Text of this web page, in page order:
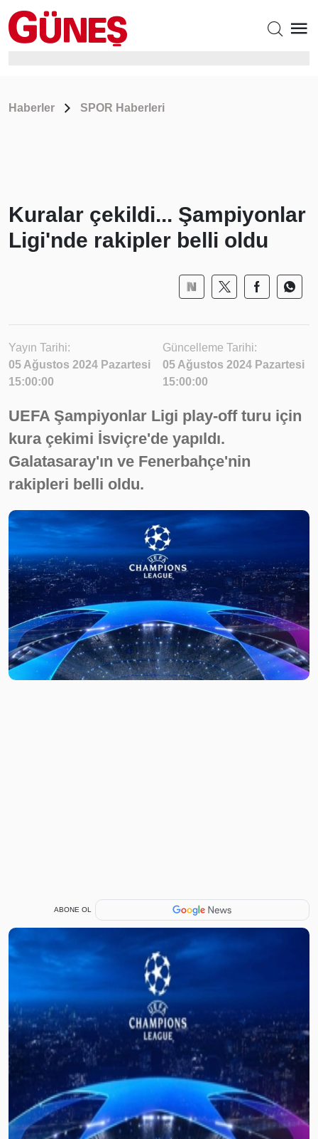
Haberler SPOR Haberleri
Kuralar çekildi... Şampiyonlar
Ligi'nde rakipler belli oldu
Yayın Tarihi:
05 Ağustos 2024 Pazartesi
15:00:00
Güncelleme Tarihi:
05 Ağustos 2024 Pazartesi
15:00:00
UEFA Şampiyonlar Ligi play-off turu için
kura çekimi İsviçre'de yapıldı.
Galatasaray'ın ve Fenerbahçe'nin
rakipleri belli oldu.
ABONE OL